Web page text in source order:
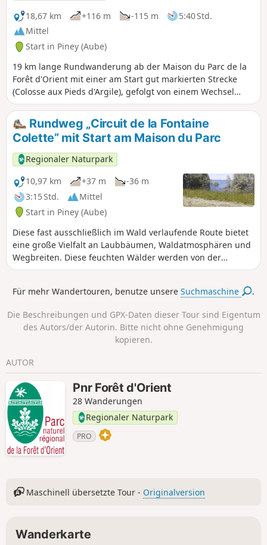
18,67 km
+116 m -115 m
5:40 Std.
Mittel
Start in Piney (Aube)
19 km lange Rundwanderung ab der Maison du Parc de la
Forêt d'Orient mit einer am Start gut markierten Strecke
(Colosse aux Pieds d'Argile), gefolgt von einem Wechsel
zwischen großen und kleinen Wegen, die in der schönen
Jahreszeit sehr angenehm sind.
Rundweg „Circuit de la Fontaine
Colette” mit Start am Maison du Parc
Regionaler Naturpark
10,97 km
+37 m
-36 m
3:15 Std.
Mittel
Start in Piney (Aube)
Diese fast ausschließlich im Wald verlaufende Route bietet
eine große Vielfalt an Laubbäumen, Waldatmosphären und
Wegbreiten. Diese feuchten Wälder werden von der
Gelbbauchunke, einer geschützten und immer seltener
Für mehr Wandertouren, benutze unsereSuchmaschine .
Die Beschreibungen und GPX-Daten dieser Tour sind Eigentum
des Autors/der Autorin. Bitte nicht ohne Genehmigung
kopieren.
AUTOR
Pnr Forêt d'Orient
28 Wanderungen
Regionaler Naturpark
PRO
Maschinell übersetzte Tour - Originalversion
Wanderkarte